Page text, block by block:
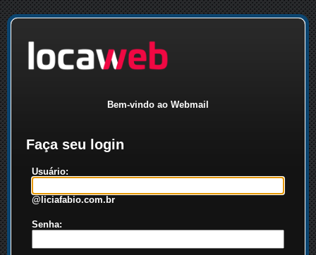
Bem-vindo ao Webmail
Faça seu login
Usuário:
@liciafabio.com.br
Senha: